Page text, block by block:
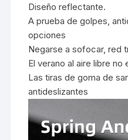
Diseño reflectante.
A prueba de golpes,
opciones
Negarse a sofocar, red
El verano al aire libre
Las tiras de goma de
antideslizantes